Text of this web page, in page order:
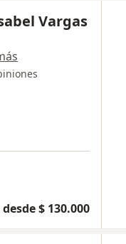
Vargas
desde $ 130.000